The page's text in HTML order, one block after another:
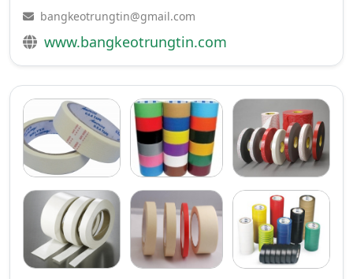
bangkeotrungtin@gmail.com
www.bangkeotrungtin.com